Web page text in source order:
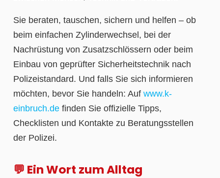
Sie beraten, tauschen, sichern und helfen – ob
beim einfachen Zylinderwechsel, bei der
Nachrüstung von Zusatzschlössern oder beim
Einbau von geprüfter Sicherheitstechnik nach
Polizeistandard. Und falls Sie sich informieren
möchten, bevor Sie handeln: Auf www.k-
einbruch.de finden Sie offizielle Tipps,
Checklisten und Kontakte zu Beratungsstellen
der Polizei.
💬 Ein Wort zum Alltag